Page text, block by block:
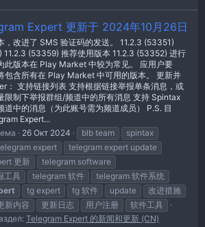
Expert 更新于 2024年10月26日
，改进了 SMS 验证码的发送。 11.2.3 (53351)
11.2.3 (53359) 推荐使用版本 11.2.3 (53352) 进行
此版本在 Play Market 中较为常见。 应用户要
包含所有在 Play Market 中可用的版本。 更新并
： 支持链接列表 支持根据链接举报单条消息，或
限制下举报群组/频道中的所有消息 支持 Spintax
道中的消息（为此账号需为频道成员） P.S. 目
Expert...
26 Окт 2024 blb team
spintax
expert
telegram expert update
更新
telegram software
工具
telegram 软件
telegram 软件系统
tg expert tg 软件 update
改进措施
新内容 更新日志 用户注册
软件工具
Telegram Expert 的新闻和更新 (CN)